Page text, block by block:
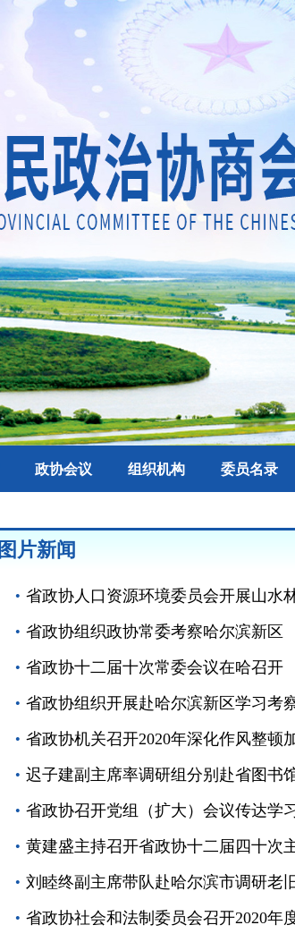
政协会议 组织机构 委员名录
图片新闻
省政协组织政协常委考察哈尔滨新区
省政协十二届十次常委会议在哈召开
黄建盛讲话 聂云凌出席
省政协组织开展赴哈尔滨新区学习考
省政协召开党组（扩大）会议传达学
黄建盛主持召开省政协十二届四十次
刘睦终副主席带队赴哈尔滨市调研老
省政协社会和法制委员会召开2020年